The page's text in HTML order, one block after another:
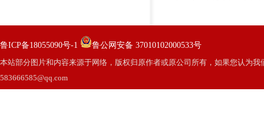
鲁ICP备18055090号-1
鲁公网安备 37010102000533号
本站部分图片和内容来源于网络，版权归原作者或原公司所有，如果您认为
583666585@qq.com